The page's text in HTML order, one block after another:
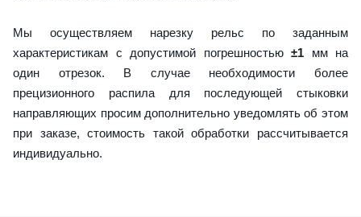
Мы осуществляем нарезку рельс по заданным
характеристикам с допустимой погрешностью ±1 мм на
один отрезок. В случае необходимости более
прецизионного распила для последующей стыковки
направляющих просим дополнительно уведомлять об этом
при заказе, стоимость такой обработки рассчитывается
индивидуально.